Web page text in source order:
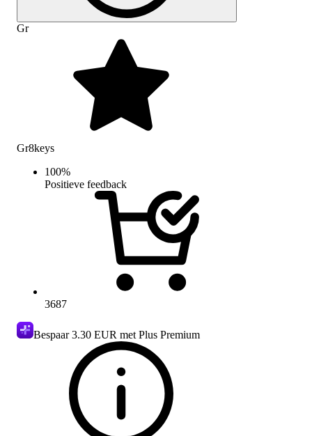
Gr
Gr8keys
100%
Positieve feedback
3687
Bespaar3.30 EUR met Plus Premium